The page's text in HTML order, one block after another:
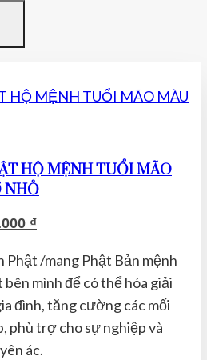
HỘ MỆNH TUỔI MÃO
NHỎ
₫.
₫Giá
tại
là:
300.000 ₫.
Phật /mang Phật Bản mệnh
bên mình để có thể hóa giải
đình, tăng cường các mối
phù trợ cho sự nghiệp và
ác.